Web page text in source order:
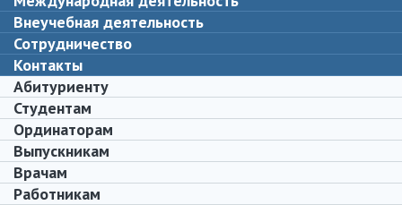
Внеучебная деятельность
Сотрудничество
Контакты
Абитуриенту
Студентам
Ординаторам
Выпускникам
Врачам
Работникам